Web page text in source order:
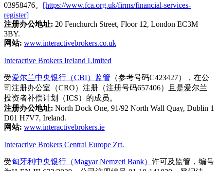
03958476。 [https://www.fca.org.uk/firms/financial-services-
register]
注册办公地址: 20 Fenchurch Street, Floor 12, London EC3M
3BY.
网站: www.interactivebrokers.co.uk
Interactive Brokers Ireland Limited
受爱尔兰中央银行（CBI）监管 （参考号码C423427），在公
司注册办公室（CRO）注册（注册号码657406）且是爱尔兰
投资者补偿计划（ICS）的成员。
注册办公地址: North Dock One, 91/92 North Wall Quay, Dublin 1
D01 H7V7, Ireland.
网站: www.interactivebrokers.ie
Interactive Brokers Central Europe Zrt.
受匈牙利中央银行（Magyar Nemzeti Bank） 许可及监管，编号